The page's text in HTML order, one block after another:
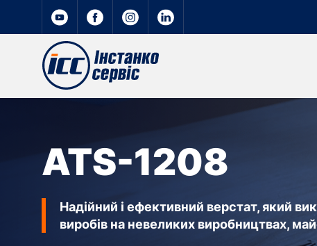
ATS-1208
Надійний і ефективний верстат, який
виробів на невеликих виробництвах,